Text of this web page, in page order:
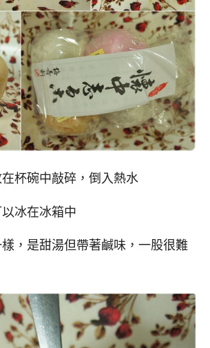
杯碗中敲碎，倒入熱水
冰在冰箱中
，是甜湯但帶著鹹味，一股很難